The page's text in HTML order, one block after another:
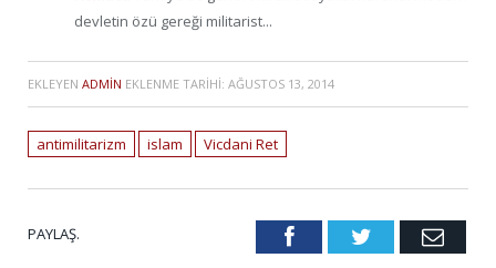
devletin özü gereği militarist...
EKLEYEN ADMIN EKLENME TARIHI: AĞUSTOS 13, 2014
antimilitarizm islam Vicdani Ret
PAYLAŞ. FacebookTwitter Email